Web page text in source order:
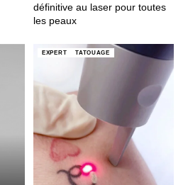
définitive au laser pour toutes
les peaux
EXPERT TATOUAGE